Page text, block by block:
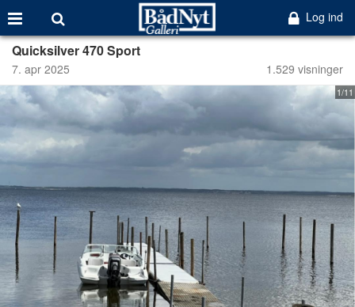
Log ind
Quicksilver 470 Sport
7. apr 2025 1.529 visninger
1/11